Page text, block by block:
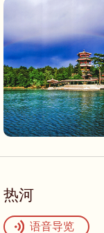
热河
语音导览